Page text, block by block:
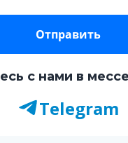
Отправить
с нами в
Telegram